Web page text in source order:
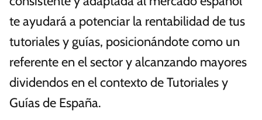
te ayudará a potenciar la rentabilidad de tus
tutoriales y guías, posicionándote como un
referente en el sector y alcanzando mayores
dividendos en el contexto de Tutoriales y
Guías de España.